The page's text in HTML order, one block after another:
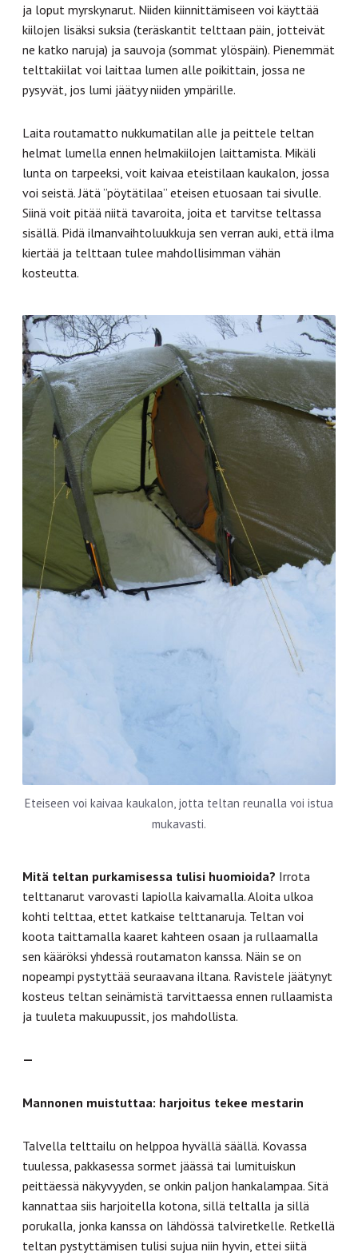
ja loput myrskynarut. Niiden kiinnittämiseen voi käyttää
kiilojen lisäksi suksia (teräskantit telttaan päin, jotteivät
ne katko naruja) ja sauvoja (sommat ylöspäin). Pienemmät
telttakiilat voi laittaa lumen alle poikittain, jossa ne
pysyvät, jos lumi jäätyy niiden ympärille.
Laita routamatto nukkumatilan alle ja peittele teltan
helmat lumella ennen helmakiilojen laittamista. Mikäli
lunta on tarpeeksi, voit kaivaa eteistilaan kaukalon, jossa
voi seistä. Jätä ”pöytätilaa” eteisen etuosaan tai sivulle.
Siinä voit pitää niitä tavaroita, joita et tarvitse teltassa
sisällä. Pidä ilmanvaihtoluukkuja sen verran auki, että ilma
kiertää ja telttaan tulee mahdollisimman vähän
kosteutta.
Eteiseen voi kaivaa kaukalon, jotta teltan reunalla voi istua
mukavasti.
Mitä teltan purkamisessa tulisi huomioida? Irrota
telttanarut varovasti lapiolla kaivamalla. Aloita ulkoa
kohti telttaa, ettet katkaise telttanaruja. Teltan voi
koota taittamalla kaaret kahteen osaan ja rullaamalla
sen kääröksi yhdessä routamaton kanssa. Näin se on
nopeampi pystyttää seuraavana iltana. Ravistele jäätynyt
kosteus teltan seinämistä tarvittaessa ennen rullaamista
ja tuuleta makuupussit, jos mahdollista.
—
Mannonen muistuttaa: harjoitus tekee mestarin
Talvella telttailu on helppoa hyvällä säällä. Kovassa
tuulessa, pakkasessa sormet jäässä tai lumituiskun
peittäessä näkyvyyden, se onkin paljon hankalampaa. Sitä
kannattaa siis harjoitella kotona, sillä teltalla ja sillä
porukalla, jonka kanssa on lähdössä talviretkelle. Retkellä
teltan pystyttämisen tulisi sujua niin hyvin, ettei siitä